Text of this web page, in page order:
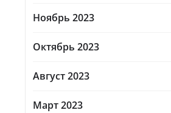
Ноябрь 2023
Октябрь 2023
Август 2023
Март 2023